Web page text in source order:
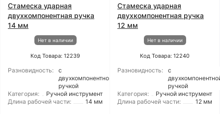
Стамеска ударная
двухкомпонентная ручка
14 мм
Нет в наличии
Код Товара: 12239
Разновидность:
с
двухкомпонентной
ручкой
Категория:
Ручной инструмент
Длина рабочей части:
14 мм
Стамеска ударная
двухкомпонентная ручка
12 мм
Нет в наличии
Код Товара: 12240
Разновидность:
с
ручкой
Категория:
Ручной инструмент
Длина рабочей части:
12 мм